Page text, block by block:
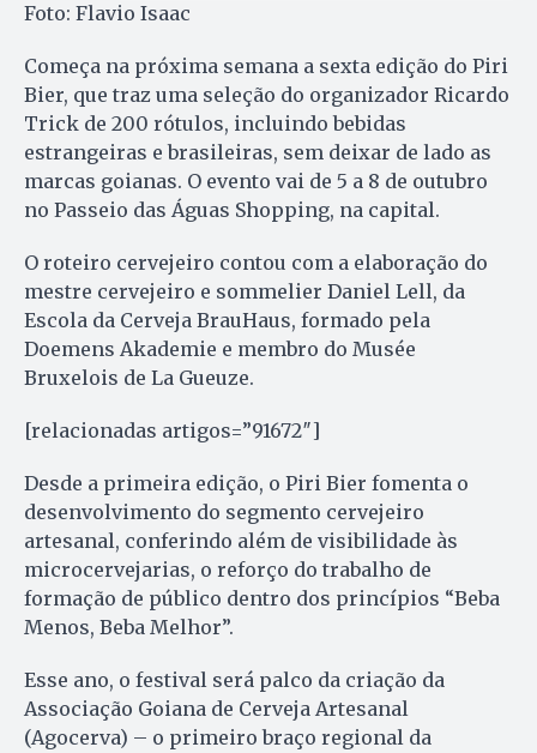
Foto: Flavio Isaac
Começa na próxima semana a sexta edição do Piri
Bier, que traz uma seleção do organizador Ricardo
Trick de 200 rótulos, incluindo bebidas
estrangeiras e brasileiras, sem deixar de lado as
marcas goianas. O evento vai de 5 a 8 de outubro
no Passeio das Águas Shopping, na capital.
O roteiro cervejeiro contou com a elaboração do
mestre cervejeiro e sommelier Daniel Lell, da
Escola da Cerveja BrauHaus, formado pela
Doemens Akademie e membro do Musée
Bruxelois de La Gueuze.
[relacionadas artigos=”91672″]
Desde a primeira edição, o Piri Bier fomenta o
desenvolvimento do segmento cervejeiro
artesanal, conferindo além de visibilidade às
microcervejarias, o reforço do trabalho de
formação de público dentro dos princípios “Beba
Menos, Beba Melhor”.
Esse ano, o festival será palco da criação da
Associação Goiana de Cerveja Artesanal
(Agocerva) – o primeiro braço regional da